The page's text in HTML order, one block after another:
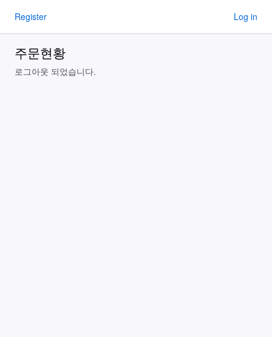
Register Log in
주문현황
로그아웃 되었습니다.